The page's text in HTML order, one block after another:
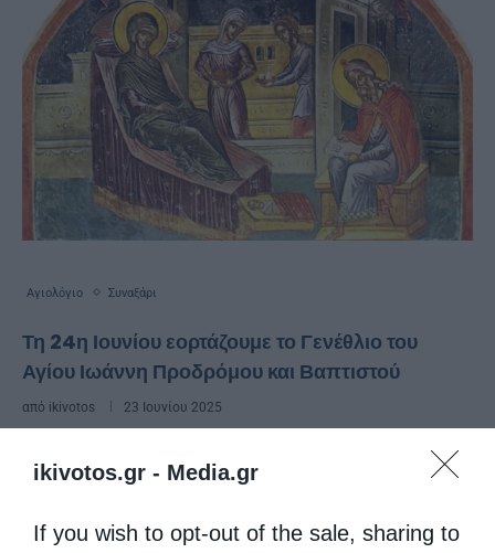
ikivotos.gr - Media.gr
If you wish to opt-out of the sale, sharing to
Αγιολόγιο Συναξάρι
Τη 24η Ιουνίου εορτάζουμε το Γενέθλιο του
Αγίου Ιωάννη Προδρόμου και Βαπτιστού
από ikivotos 23 Ιουνίου 2025
Προδρόμου και Βαπτιστού Ιωάννη. Ο πατέρας